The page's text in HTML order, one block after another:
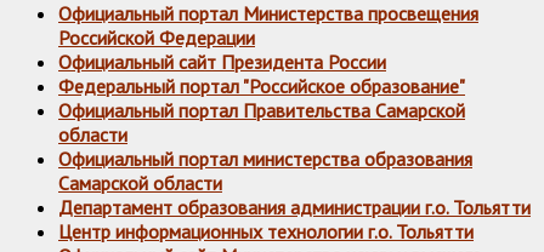
Официальный портал Министерства просвещения
Российской Федерации
Официальный сайт Президента России
Федеральный портал "Российское образование"
Официальный портал Правительства Самарской
области
Официальный портал министерства образования
Самарской области
Департамент образования администрации г.о. Тольятти
Центр информационных технологии г.о. Тольятти